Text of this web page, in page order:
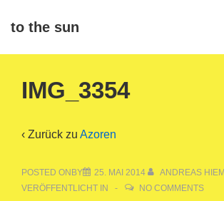
Zumto the sun
Navigation
IMG_3354
‹ Zurück zu Azoren
POSTED ONBY 25. MAI 2014
ANDREAS
VERÖFFENTLICHT IN
NO COMMENTS